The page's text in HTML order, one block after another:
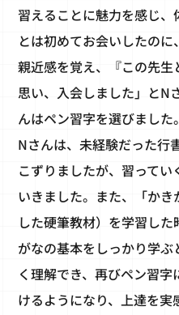
習えることに魅力を感じ
とは初めてお会いしたの
親近感を覚え、『この先
思い、入会しました」とN
んはペン習字を選びました。
Nさんは、未経験だった行
こずりましたが、習って
いきました。また、「か
した硬筆教材）を学習し
がなの基本をしっかり学
く理解でき、再びペン習
けるようになり、上達を実